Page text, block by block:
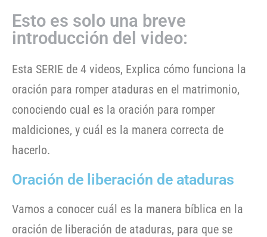
Esto es solo una breve
introducción del video:
Esta SERIE de 4 videos, Explica cómo funciona la
oración para romper ataduras en el matrimonio,
conociendo cual es la oración para romper
maldiciones, y cuál es la manera correcta de
hacerlo.
Oración de liberación de ataduras
Vamos a conocer cuál es la manera bíblica en la
oración de liberación de ataduras, para que se